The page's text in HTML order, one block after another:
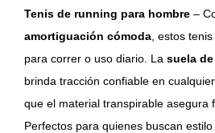
Tenis de running para hombre –
amortiguación cómoda , estos
para correr o uso diario. La suela
brinda tracción confiable en
que el material transpirable asegura
Perfectos para quienes buscan